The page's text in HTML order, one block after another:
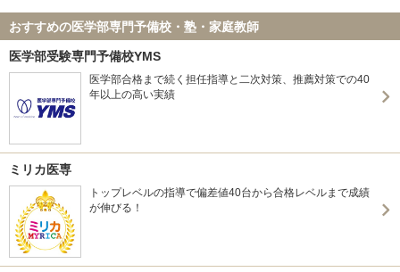
おすすめの医学部専門予備校・塾・家庭教師
医学部受験専門予備校YMS
医学部合格まで続く担任指導と二次対策、推薦対策での40
年以上の高い実績
ミリカ医専
トップレベルの指導で偏差値40台から合格レベルまで成績
が伸びる！